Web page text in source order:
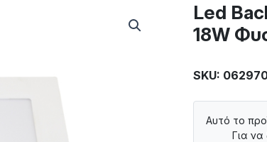
Led
18W
SKU:
Αυτό το
Για να